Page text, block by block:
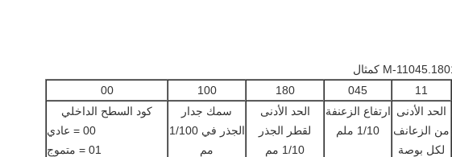
11
045
180
100
00
الحد الأدنى
من الزعانف
لكل بوصة
ارتفاع الزعنفة
1/10 ملم
الحد الأدنى
لقطر الجذر
1/10 مم
سمك جدار
الجذر في 1/100
مم
كود السطح الداخلي
00 = عادي
01 = متموج